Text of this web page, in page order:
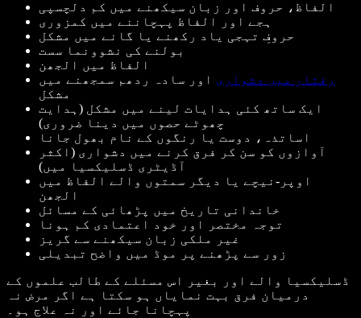
الفاظ، حروف اور زبان سیکھنے میں کم دلچسپی
ہجے اور الفاظ پہچاننے میں کمزوری
حروفِ تہجی یاد رکھنے یا گانے میں مشکل
بولنے کی نشوونما سست
الفاظ میں الجھن
رفتار میں دشواری اور سادہ ردھم سمجھنے میں
مشکل
ایک ساتھ کئی ہدایات لینے میں مشکل (ہدایت
چھوٹے حصوں میں دینا ضروری)
اساتذہ، دوست یا رنگوں کے نام بھول جانا
آوازوں کو سن کر فرق کرنے میں دشواری (اکثر
آڈیٹری ڈسلیکسیا میں)
اوپر-نیچے یا دیگر سمتوں والے الفاظ میں
الجھن
خاندانی تاریخ میں پڑھائی کے مسائل
توجہ مختصر اور خود اعتمادی کم ہونا
غیر ملکی زبان سیکھنے سے گریز
زور سے پڑھنے پر موڈ میں واضح تبدیلی
ڈسلیکسیا والے اور بغیر اس مسئلے کے طالب علموں کے
درمیان فرق بہت نمایاں ہو سکتا ہے اگر مرض نہ
پہچانا جائے اور نہ علاج ہو۔